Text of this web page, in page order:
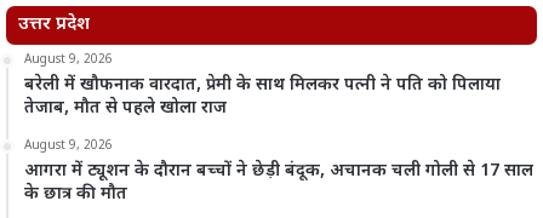
उत्तर प्रदेश
August 9, 2026
बरेली में खौफनाक वारदात, प्रेमी के साथ मिलकर पत्नी ने पति को पिलाया
तेजाब, मौत से पहले खोला राज
August 9, 2026
आगरा में ट्यूशन के दौरान बच्चों ने छेड़ी बंदूक, अचानक चली गोली से 17 साल
के छात्र की मौत